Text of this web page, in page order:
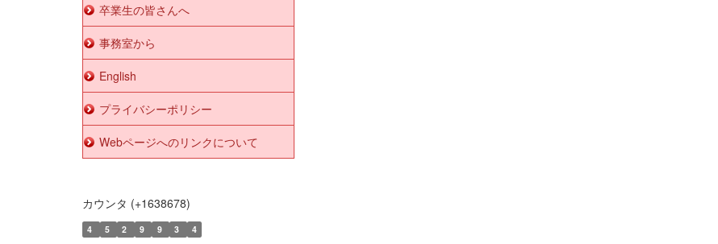
卒業生の皆さんへ
事務室から
English
プライバシーポリシー
Webページへのリンクについて
カウンタ (+1638678)
4 5 2 9 9 3 4